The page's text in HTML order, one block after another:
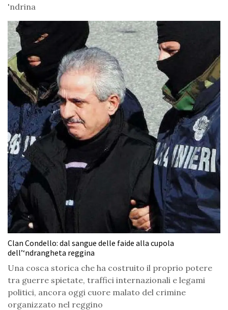
'ndrina
Clan Condello: dal sangue delle faide alla cupola
dell’‘ndrangheta reggina
Una cosca storica che ha costruito il proprio potere
tra guerre spietate, traffici internazionali e legami
politici, ancora oggi cuore malato del crimine
organizzato nel reggino